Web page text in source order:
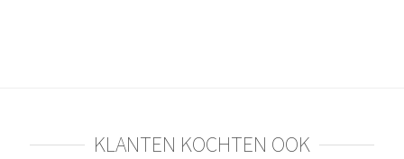
KLANTEN KOCHTEN OOK